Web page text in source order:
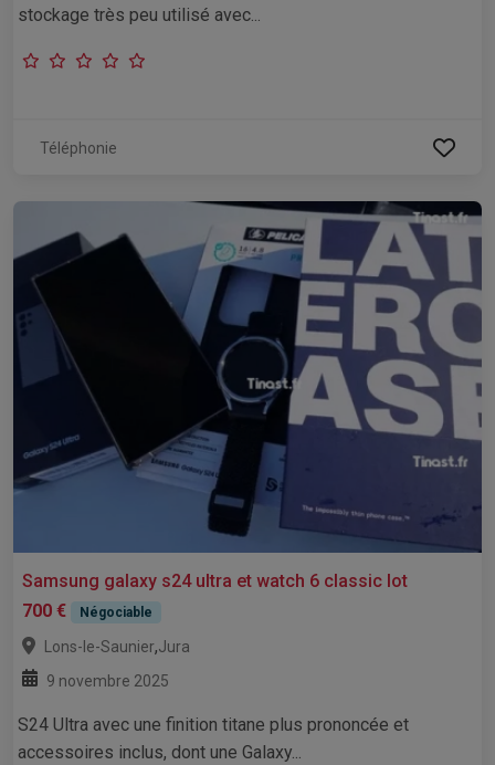
stockage très peu utilisé avec...
Téléphonie
Samsung galaxy s24 ultra et watch 6 classic lot
700 €
Négociable
Lons-le-Saunier,Jura
9 novembre 2025
S24 Ultra avec une finition titane plus prononcée et
accessoires inclus, dont une Galaxy...